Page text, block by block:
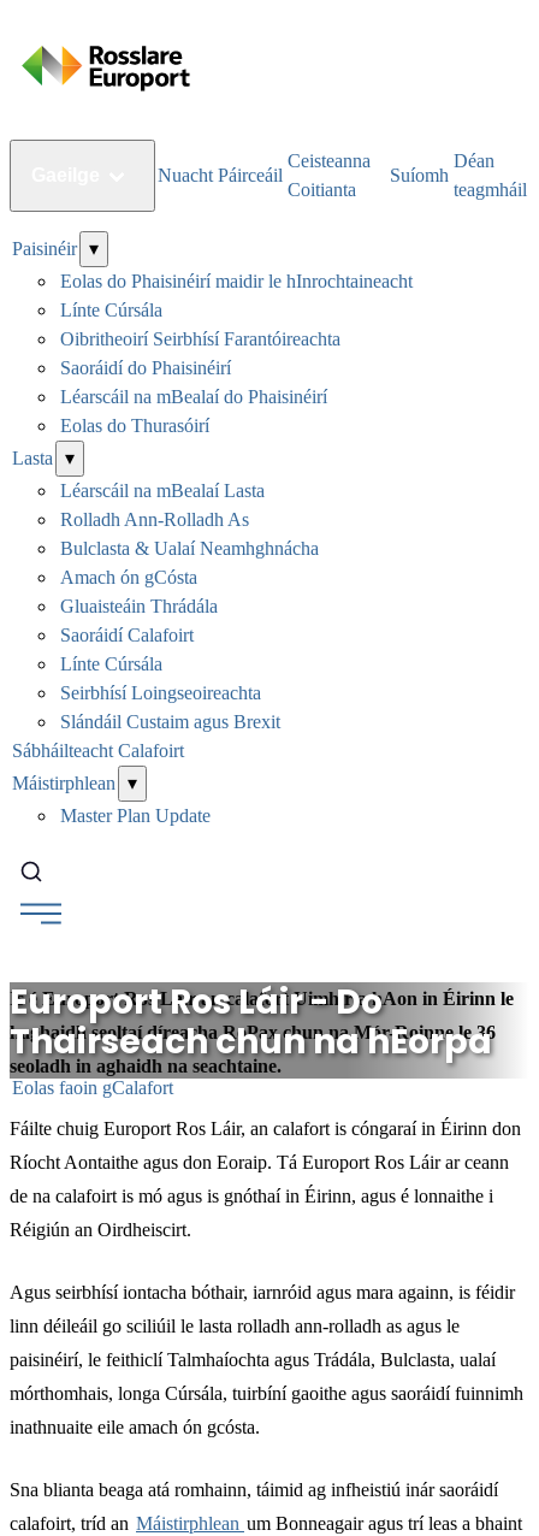
Nuacht Páirceáil
Ceisteanna
Coitianta
Suíomh
Déan
teagmháil
Paisinéir ▾
Eolas do Phaisinéirí maidir le hInrochtaineacht
Línte Cúrsála
Oibritheoirí Seirbhísí Farantóireachta
Saoráidí do Phaisinéirí
Léarscáil na mBealaí do Phaisinéirí
Eolas do Thurasóirí
Lasta
▾
Léarscáil na mBealaí Lasta
Rolladh Ann-Rolladh As
Bulclasta & Ualaí Neamhghnácha
Amach ón gCósta
Gluaisteáin Thrádála
Saoráidí Calafoirt
Línte Cúrsála
Seirbhísí Loingseoireachta
Slándáil Custaim agus Brexit
Sábháilteacht Calafoirt
Máistirphlean
▾
Master Plan Update
Cuardaigh...
Europort Ros Láir - Do
Thairseach chun na hEorpa
Eolas faoin gCalafort
Is é Europort Ros Láir an calafort Uimhir a hAon in Éirinn le
haghaidh seoltaí díreacha RoPax chun na Mór-Roinne le 36
seoladh in aghaidh na seachtaine.
Fáilte chuig Europort Ros Láir, an calafort is cóngaraí in Éirinn don
Ríocht Aontaithe agus don Eoraip. Tá Europort Ros Láir ar ceann
de na calafoirt is mó agus is gnóthaí in Éirinn, agus é lonnaithe i
Réigiún an Oirdheiscirt.
Agus seirbhísí iontacha bóthair, iarnróid agus mara againn, is féidir
linn déileáil go sciliúil le lasta rolladh ann-rolladh as agus le
paisinéirí, le feithiclí Talmhaíochta agus Trádála, Bulclasta, ualaí
mórthomhais, longa Cúrsála, tuirbíní gaoithe agus saoráidí fuinnimh
inathnuaite eile amach ón gcósta.
Sna blianta beaga atá romhainn, táimid ag infheistiú inár saoráidí
calafoirt, tríd an Máistirphlean um Bonneagair agus trí leas a bhaint